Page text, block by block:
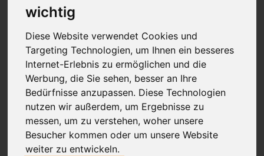
wichtig
Diese Website verwendet Cookies und
Targeting Technologien, um Ihnen ein besseres
Internet-Erlebnis zu ermöglichen und die
Werbung, die Sie sehen, besser an Ihre
Bedürfnisse anzupassen. Diese Technologien
nutzen wir außerdem, um Ergebnisse zu
messen, um zu verstehen, woher unsere
Besucher kommen oder um unsere Website
weiter zu entwickeln.
Motivperlen
Motivperle – Marokko
Motivperle – Marokko